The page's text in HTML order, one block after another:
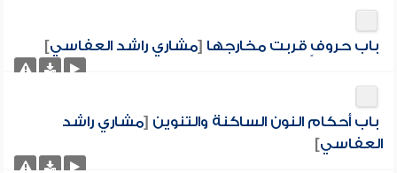
باب حروفٍ قربت مخارجها [مشاري راشد العفاسي]
باب أحكام النون الساكنة والتنوين [مشاري راشد
العفاسي]